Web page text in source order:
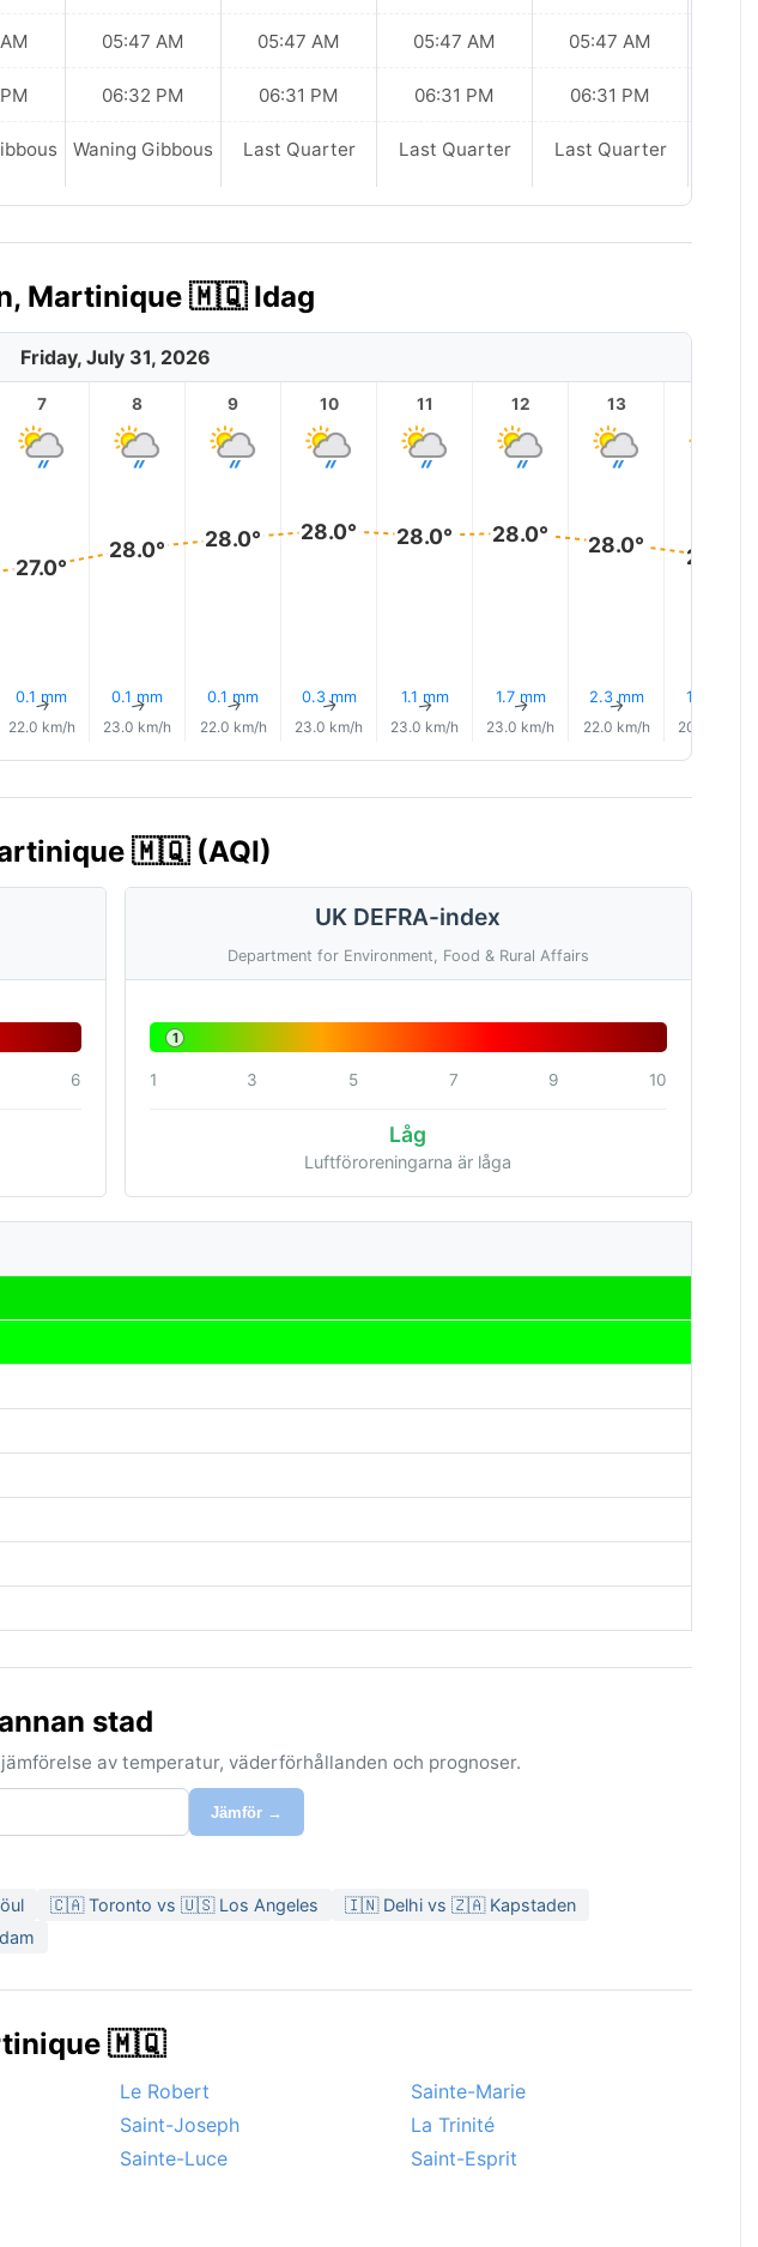
05:47 AM
06:32 PM
Waning Gibbous
05:47 AM
06:31 PM
Last Quarter
05:47 AM
06:31 PM
Last Quarter
05:47 AM
06:31 PM
Last Quarter
Martinique 🇲🇶 Idag
Friday, July 31, 2026
7
27.0°
0.1 mm
↑
22.0 km/h
8
28.0°
0.1 mm
↑
23.0 km/h
9
28.0°
0.1 mm
↑
22.0 km/h
10
28.0°
0.3 mm
↑
23.0 km/h
11
28.0°
1.1 mm
↑
23.0 km/h
12
28.0°
1.7 mm
↑
23.0 km/h
13
28.0°
2.3 mm
↑
22.0 km/h
27.0°
1.9 mm
20.0 km/h
🇲🇶 (AQI)
6
UK DEFRA-index
Department for Environment, Food & Rural Affairs
1
1 3 5 7 9 10
Låg
Luftföroreningarna är låga
stad
av temperatur, väderförhållanden och prognoser.
Jämför →
🇨🇦 Toronto vs 🇺🇸 Los Angeles
🇮🇳 Delhi vs 🇿🇦 Kapstaden
🇲🇶
Le Robert
Sainte-Marie
Saint-Joseph
La Trinité
Sainte-Luce
Saint-Esprit